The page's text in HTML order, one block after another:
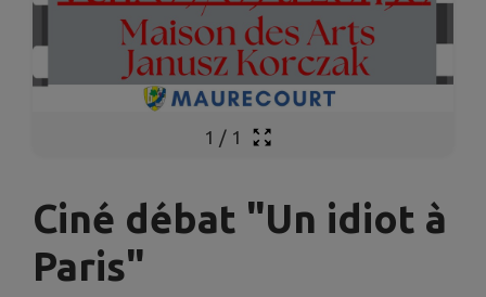
1 / 1
Ciné débat "Un idiot à
Paris"